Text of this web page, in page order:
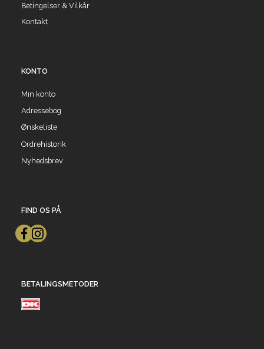
Betingelser & Vilkår
Kontakt
KONTO
Min konto
Adressebog
Ønskeliste
Ordrehistorik
Nyhedsbrev
FIND OS PÅ
BETALINGSMETODER